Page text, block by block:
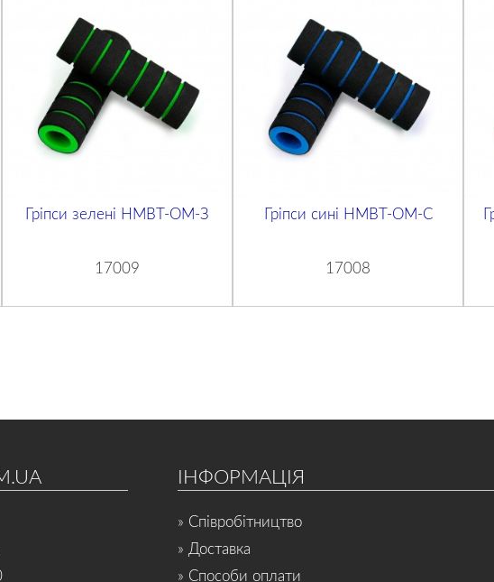
Гріпси зелені НМВТ-OM-З
17009
Гріпси сині НМВТ-OM-С
17008
ІНФОРМАЦІЯ
» Співробітництво
» Доставка
» Способи оплати